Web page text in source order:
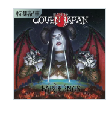
特集記事